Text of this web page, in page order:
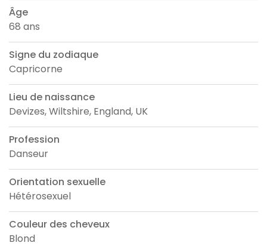
Âge
68 ans
Signe du zodiaque
Capricorne
Lieu de naissance
Devizes, Wiltshire, England, UK
Profession
Danseur
Orientation sexuelle
Hétérosexuel
Couleur des cheveux
Blond